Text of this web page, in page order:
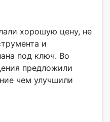
хорошую цену, не
и
под ключ. Во
предложили
чем улучшили